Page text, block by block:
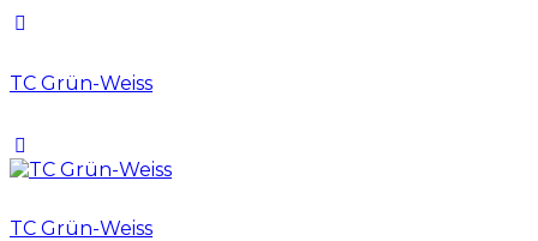
TC Grün-Weiss
TC Grün-Weiss